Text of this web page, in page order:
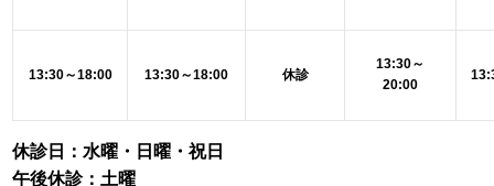
13:30～18:00 13:30～18:00 休診
13:30～
20:00
休診日：水曜・日曜・祝日
午後休診：土曜